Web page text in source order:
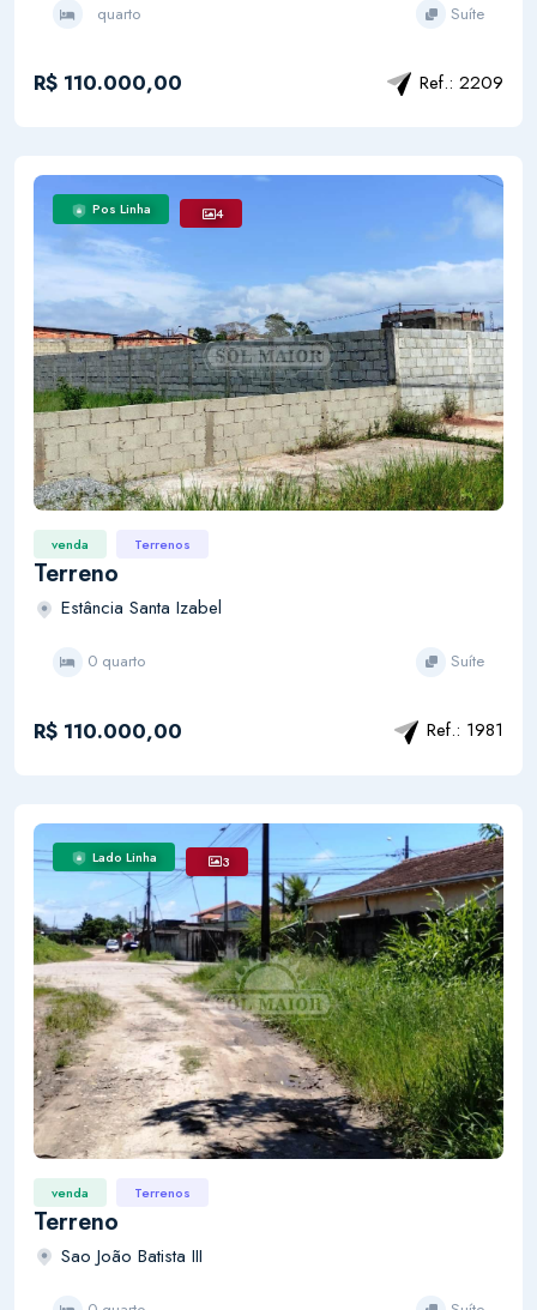
quarto Suíte
R$ 110.000,00 Ref.: 2209
Pos Linha 4
venda Terrenos
Terreno
Estância Santa Izabel
0 quarto Suíte
R$ 110.000,00 Ref.: 1981
Lado Linha 3
venda Terrenos
Terreno
Sao João Batista III